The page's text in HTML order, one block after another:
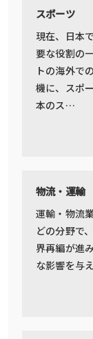
スポーツ
現在、日本
要な役割の
トの海外で
機に、スポ
本のス…
物流・運輸
運輸・物流
どの分野で
界再編が進
な影響を与